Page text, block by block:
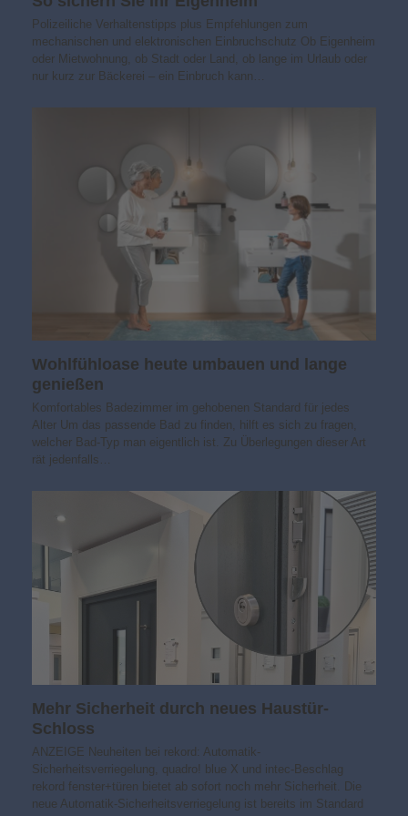
Polizeiliche Verhaltenstipps plus Empfehlungen zum
mechanischen und elektronischen Einbruchschutz Ob Eigenheim
oder Mietwohnung, ob Stadt oder Land, ob lange im Urlaub oder
nur kurz zur Bäckerei – ein Einbruch kann…
Wohlfühloase heute umbauen und lange
genießen
Komfortables Badezimmer im gehobenen Standard für jedes
Alter Um das passende Bad zu finden, hilft es sich zu fragen,
welcher Bad-Typ man eigentlich ist. Zu Überlegungen dieser Art
rät jedenfalls…
Mehr Sicherheit durch neues Haustür-
Schloss
ANZEIGE Neuheiten bei rekord: Automatik-
Sicherheitsverriegelung, quadro! blue X und intec-Beschlag
rekord fenster+türen bietet ab sofort noch mehr Sicherheit. Die
neue Automatik-Sicherheitsverriegelung ist bereits im Standard